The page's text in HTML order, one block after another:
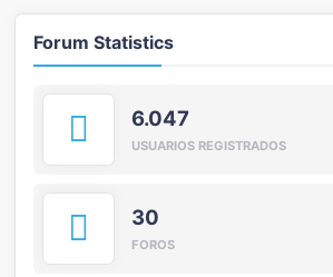
Forum Statistics
6.047
USUARIOS REGISTRADOS
30
FOROS